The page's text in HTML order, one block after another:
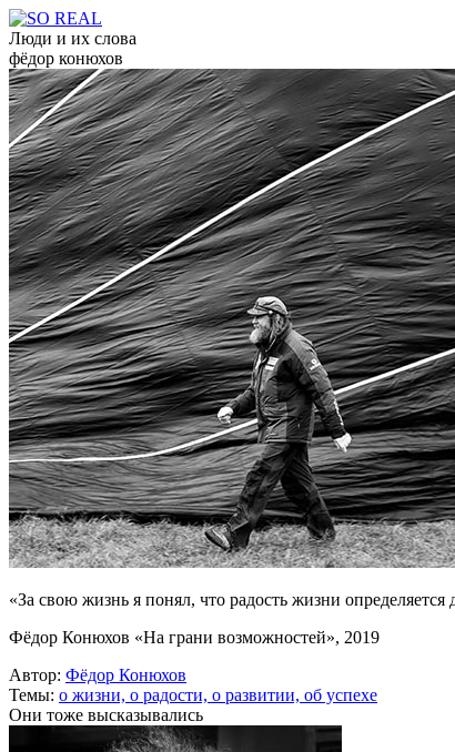
Люди и их слова
фёдор конюхов
«За свою жизнь я понял, что радость жизни
Фёдор Конюхов «На грани возможностей», 2019
Автор: Фёдор Конюхов
Темы: о жизни, о радости, о развитии, об успехе
Они тоже высказывались